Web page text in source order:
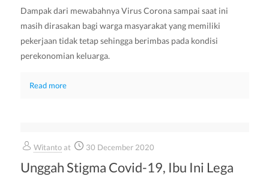
Dampak dari mewabahnya Virus Corona sampai saat ini
masih dirasakan bagi warga masyarakat yang memiliki
pekerjaan tidak tetap sehingga berimbas pada kondisi
perekonomian keluarga.
Read more
Witanto at 30 December 2020
Unggah Stigma Covid-19, Ibu Ini Lega